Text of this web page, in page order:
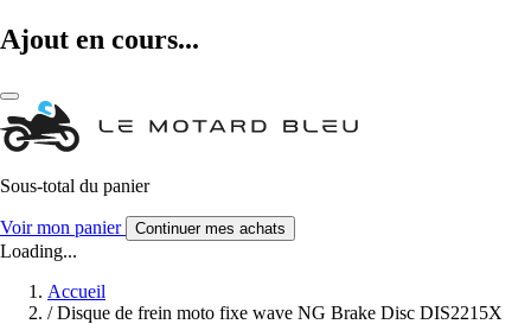
Ajout en cours...
Sous-total du panier
Voir mon panier Continuer mes achats
Loading...
Accueil
/ Disque de frein moto fixe wave NG Brake Disc DIS2215X